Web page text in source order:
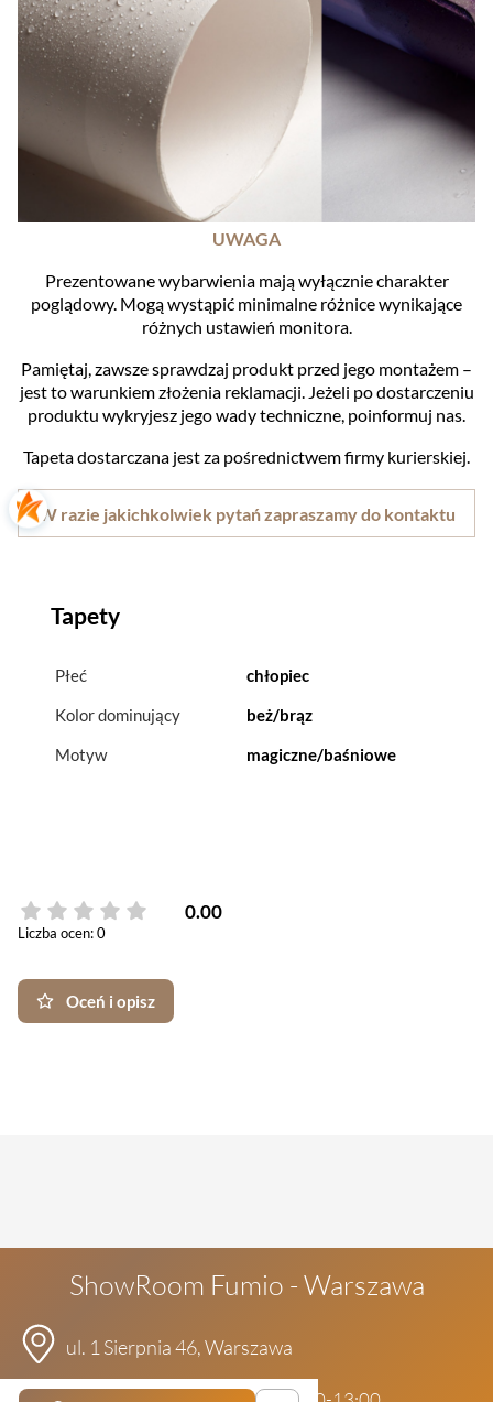
UWAGA
Prezentowane wybarwienia mają wyłącznie charakter
poglądowy. Mogą wystąpić minimalne różnice wynikające
różnych ustawień monitora.
Pamiętaj, zawsze sprawdzaj produkt przed jego montażem –
jest to warunkiem złożenia reklamacji. Jeżeli po dostarczeniu
produktu wykryjesz jego wady techniczne, poinformuj nas.
Tapeta dostarczana jest za pośrednictwem firmy kurierskiej.
W razie jakichkolwiek pytań zapraszamy do kontaktu
Tapety
Płeć chłopiec
Motyw magiczne/baśniowe
Kolor dominujący beż/brąz
0.00
Liczba ocen: 0
Oceń i opisz
ShowRoom Fumio - Warszawa
ul. 1 Sierpnia 46, Warszawa